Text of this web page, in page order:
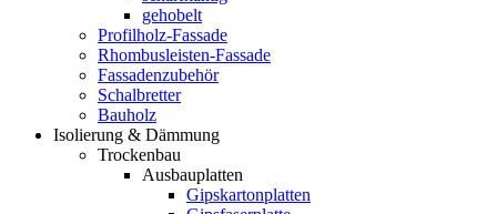
gehobelt
Profilholz-Fassade
Rhombusleisten-Fassade
Fassadenzubehör
Schalbretter
Bauholz
Isolierung & Dämmung
Trockenbau
Ausbauplatten
Gipskartonplatten